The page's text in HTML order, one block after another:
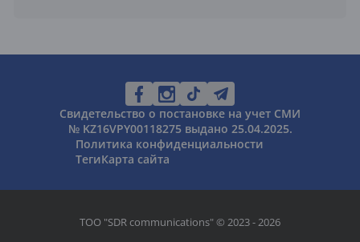
Свидетельство о постановке на учет СМИ
№ KZ16VPY00118275 выдано 25.04.2025.
Политика конфиденциальности
ТегиКарта сайта
ТОО "SDR communications" © 2023 - 2026